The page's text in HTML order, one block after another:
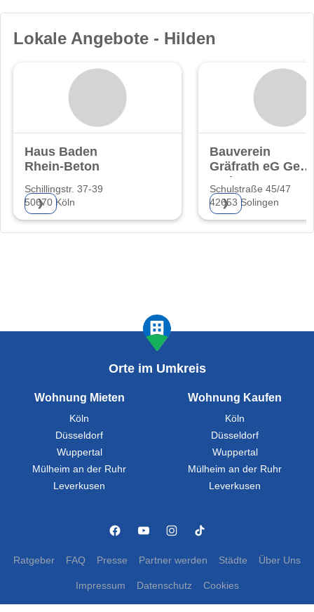
Lokale Angebote - Hilden
Haus Baden
Rhein-Beton
Schillingstr. 37-39
50670 Köln
❯
Bauverein
Gräfrath eG Gem.
Schulstraße 45/47
42653 Solingen
❯
Orte im Umkreis
Wohnung Mieten
Köln
Düsseldorf
Wuppertal
Mülheim an der Ruhr
Leverkusen
Wohnung Kaufen
Köln
Düsseldorf
Wuppertal
Mülheim an der Ruhr
Leverkusen
Ratgeber FAQ Presse Partner werden Städte Über Uns
Impressum Datenschutz Cookies